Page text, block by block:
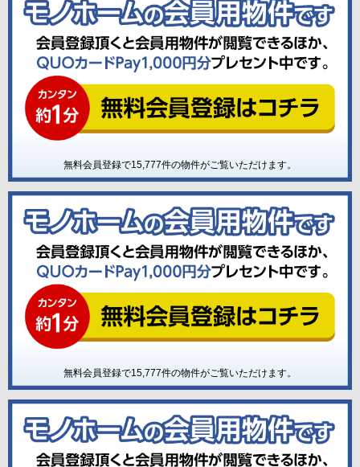
無料会員登録で15,777件の物件がご覧いただけます。
無料会員登録で15,777件の物件がご覧いただけます。